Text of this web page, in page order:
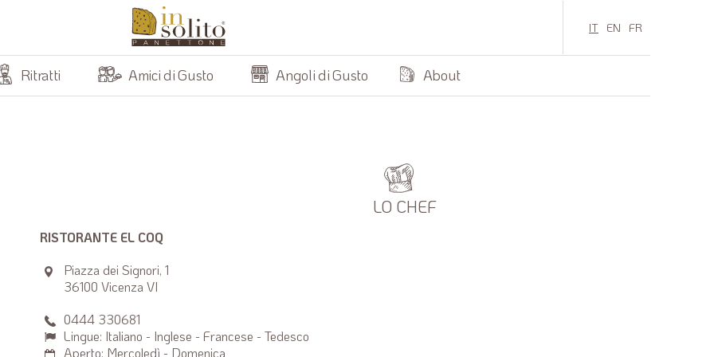
IT EN FR
Ritratti Amici di Gusto Angoli di Gusto About
RISTORANTE EL COQ
Piazza dei Signori, 1
36100 Vicenza VI
0444 330681
Lingue: Italiano - Inglese - Francese - Tedesco
Aperto: Mercoledì - Domenica
LO CHEF